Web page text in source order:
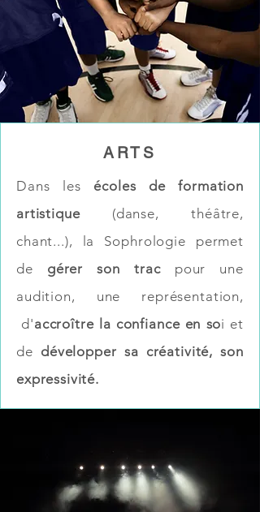
ARTS
Dans les écoles de formation
artistique(danse, théâtre,
chant...), la Sophrologie permet
de gérer son tracpour une
audition, une représentation,
d'accroître la confiance en soi et
de développer sa créativité, son
expressivité.